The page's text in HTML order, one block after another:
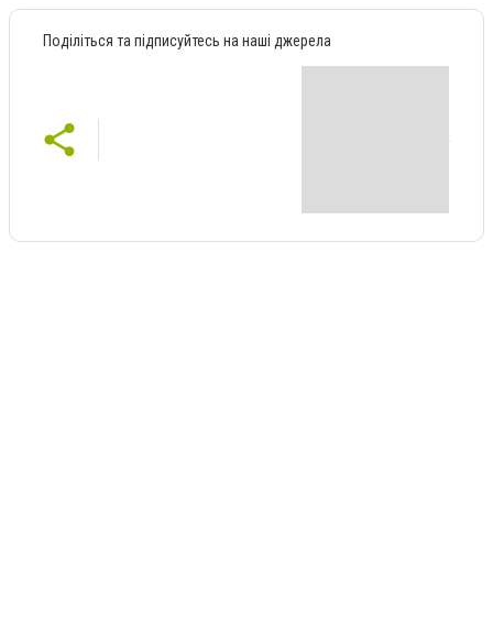
Поділіться та підписуйтесь на наші джерела